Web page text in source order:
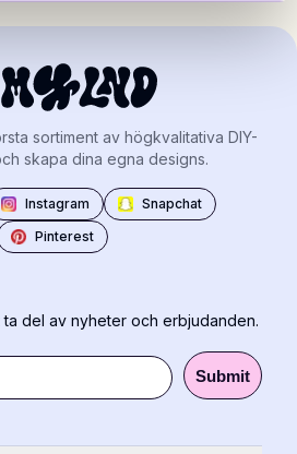
sortiment av högkvalitativa DIY-
skapa dina egna designs.
Instagram
Snapchat
Pinterest
del av nyheter och erbjudanden.
Submit